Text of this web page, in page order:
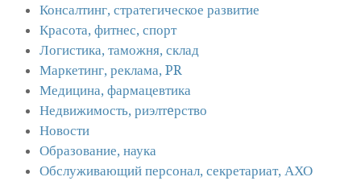
Консалтинг, стратегическое развитие
Красота, фитнес, спорт
Логистика, таможня, склад
Маркетинг, реклама, PR
Медицина, фармацевтика
Недвижимость, риэлтeрство
Новости
Образование, наука
Обслуживающий персонал, секретариат, АХО